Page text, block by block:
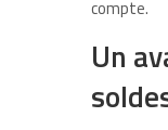
compte.
Un